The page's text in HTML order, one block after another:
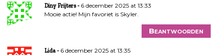
Diny Frijters
6 december 2025 at 13:33
Mooie actie! Mijn favoriet is Skyler.
Beantwoorden
Lida
6 december 2025 at 13:35